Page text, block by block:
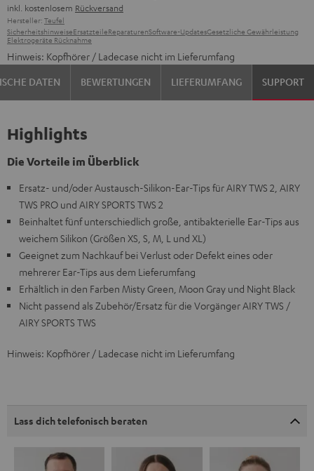
inkl. kostenlosem Rückversand
Hersteller: Teufel
SicherheitshinweiseErsatzteileReparaturenSoftware-UpdatesGesetzliche Gewährleistung
Elektrogeräte Rücknahme
Hinweis: Kopfhörer / Ladecase nicht im Lieferumfang
DATEN
BEWERTUNGEN LIEFERUMFANG SUPPORT
Highlights
Die Vorteile im Überblick
Ersatz- und/oder Austausch-Silikon-Ear-Tips für AIRY TWS 2, AIRY
TWS PRO und AIRY SPORTS TWS 2
Beinhaltet fünf unterschiedlich große, antibakterielle Ear-Tips aus
weichem Silikon (Größen XS, S, M, L und XL)
Geeignet zum Nachkauf bei Verlust oder Defekt eines oder
mehrerer Ear-Tips aus dem Lieferumfang
Erhältlich in den Farben Misty Green, Moon Gray und Night Black
Nicht passend als Zubehör/Ersatz für die Vorgänger AIRY TWS /
AIRY SPORTS TWS
Hinweis: Kopfhörer / Ladecase nicht im Lieferumfang
Lass dich telefonisch beraten